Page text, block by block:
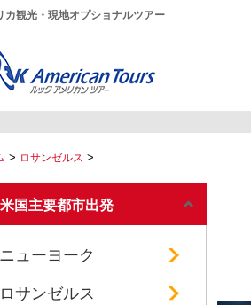
カ観光・現地オプショナルツアー
> ロサンゼルス >
米国主要都市出発
ニューヨーク
ロサンゼルス